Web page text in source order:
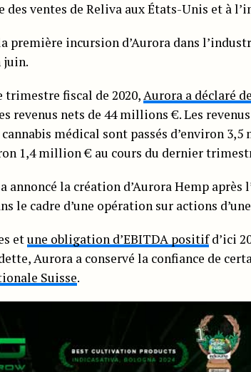
des ventes de Reliva aux États-Unis et à
première incursion d’Aurora dans
juin.
trimestre fiscal de 2020,Aurora a déclaré
revenus nets de 44 millions €. Les
médical sont passés d’environ
1,4 million € au cours du dernier
annoncé la création d’Aurora Hemp après
le cadre d’une opération sur actions
etune obligation d’EBITDA positifd’ici
Aurora a conservé la confiance de
Suisse.